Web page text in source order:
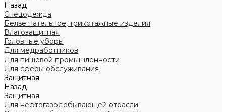
Назад
Спецодежда
Белье нательное, трикотажные изделия
Влагозащитная
Головные уборы
Для медработников
Для пищевой промышленности
Для сферы обслуживания
Защитная
Назад
Защитная
Для нефтегазодобывающей отрасли